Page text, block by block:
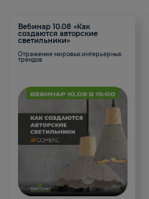
Вебинар 10.08 «Как
создаются авторские
светильники»
Отражение мировых интерьерных
трендов